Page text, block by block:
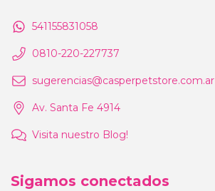
541155831058
0810-220-227737
sugerencias@casperpetstore.com.ar
Av. Santa Fe 4914
Visita nuestro Blog!
Sigamos conectados